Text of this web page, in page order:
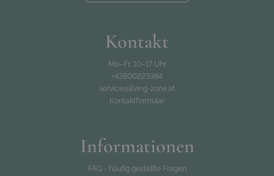
Kontakt
Mo–Fr, 10–17 Uhr
+43800223384
service@living-zone.at
Kontaktformular
Informationen
FAQ - häufig gestellte Fragen